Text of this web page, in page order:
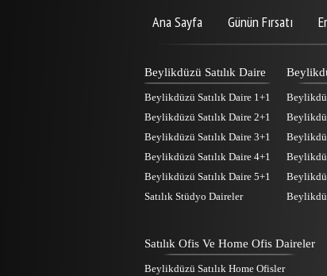
Ana Sayfa Günün Fırsatı
Beylikdüzü Satılık Daire
Beylikdüzü Satılık Daire 1+1
Beylikdüzü Satılık Daire 2+1
Beylikdüzü Satılık Daire 3+1
Beylikdüzü Satılık Daire 4+1
Beylikdüzü Satılık Daire 5+1
Satılık Stüdyo Daireler
Satılık Ofis Ve Home Ofis Daireler
Beylikdüzü Satılık Home Ofisler